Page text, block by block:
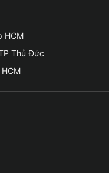
giắc cắm an toàn,
HCM
Thủ Đức